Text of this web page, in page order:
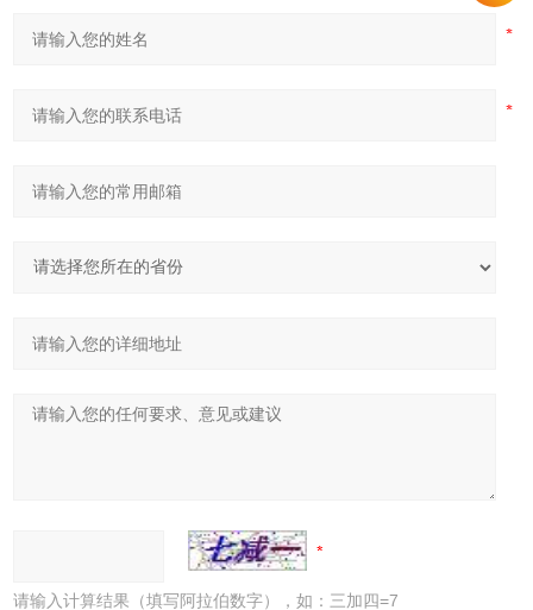
请输入计算结果（填写阿拉伯数字），如：三加四=7